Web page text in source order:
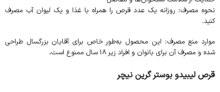
نحوه مصرف: روزانه یک عدد قرص را همراه با غذا و یک لیوان آب مصرف
کنید.
موارد منع مصرف: این محصول به‌طور خاص برای آقایان بزرگسال طراحی
شده و مصرف آن برای بانوان و افراد زیر ۱۸ سال ممنوع است
.
قرص لیبیدو بوستر گرین نیچر